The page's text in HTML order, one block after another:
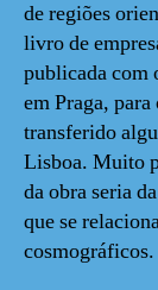
de regiões
livro de
publicada com
em Praga,
transferido
Lisboa. Muito
da obra seria
que se
cosmográficos.